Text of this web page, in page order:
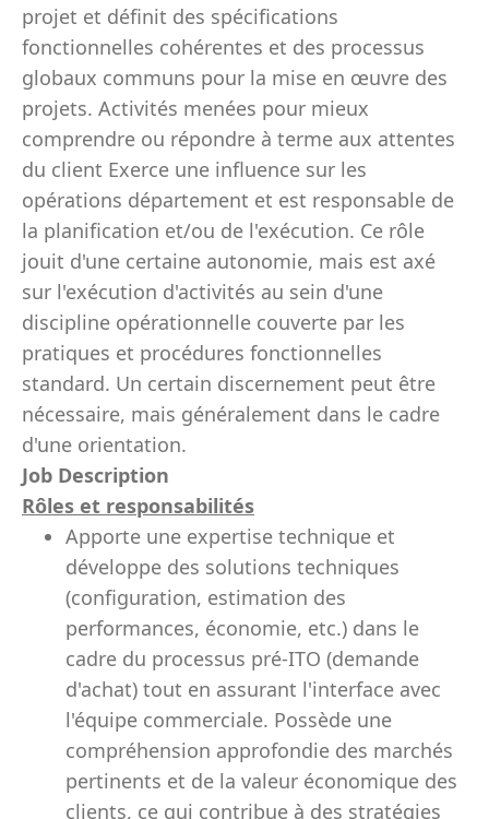
projet et définit des spécifications
fonctionnelles cohérentes et des processus
globaux communs pour la mise en œuvre des
projets. Activités menées pour mieux
comprendre ou répondre à terme aux attentes
du client Exerce une influence sur les
opérations département et est responsable de
la planification et/ou de l'exécution. Ce rôle
jouit d'une certaine autonomie, mais est axé
sur l'exécution d'activités au sein d'une
discipline opérationnelle couverte par les
pratiques et procédures fonctionnelles
standard. Un certain discernement peut être
nécessaire, mais généralement dans le cadre
d'une orientation.
Job Description
Rôles et responsabilités
Apporte une expertise technique et
développe des solutions techniques
(configuration, estimation des
performances, économie, etc.) dans le
cadre du processus pré-ITO (demande
d'achat) tout en assurant l'interface avec
l'équipe commerciale. Possède une
compréhension approfondie des marchés
pertinents et de la valeur économique des
clients, ce qui contribue à des stratégies